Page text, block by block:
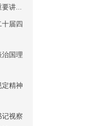
要讲...
届四
治国理
定精神
记视察